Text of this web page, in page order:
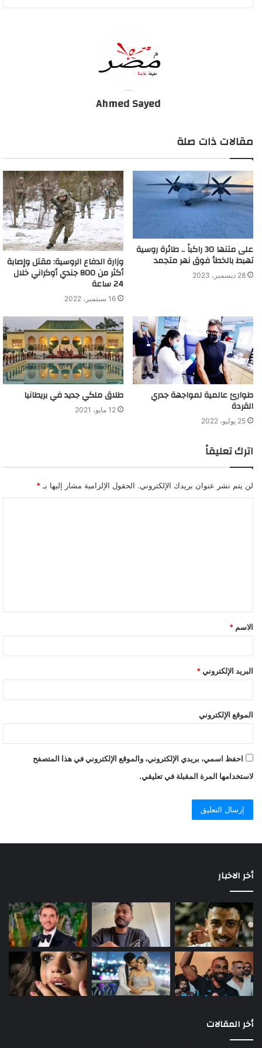
Ahmed Sayed
مقالات ذات صلة
على متنها 30 راكباً .. طائرة روسية
تهبط بالخطأ فوق نهر متجمد
28 ديسمبر، 2023
وزارة الدفاع الروسية: مقتل وإصابة
أكثر من 800 جندي أوكراني خلال
24 ساعة
16 سبتمبر، 2022
طوارئ عالمية لمواجهة جدري
القردة
25 يوليو، 2022
طلاق ملكي جديد في بريطانيا
12 مايو، 2021
اترك تعليقاً
لن يتم نشر عنوان بريدك الإلكتروني. الحقول الإلزامية مشار إليها بـ *
الاسم *
البريد الإلكتروني *
الموقع الإلكتروني
احفظ اسمي، بريدي الإلكتروني، والموقع الإلكتروني في هذا المتصفح
لاستخدامها المرة المقبلة في تعليقي.
أخر الاخبار
أخر المقالات